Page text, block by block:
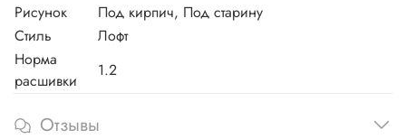
Рисунок
Под кирпич, Под старину
Стиль
Лофт
Норма
расшивки
1.2
Отзывы